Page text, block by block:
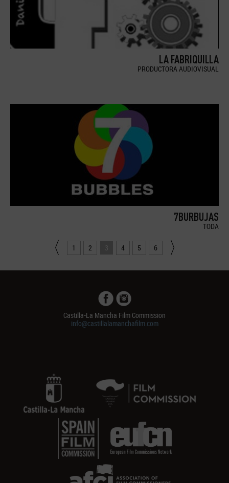
LA FABRIQUILLA
PRODUCTORA AUDIOVISUAL
7BURBUJAS
TODA
1 2 3 4 5 6
Castilla-La Mancha Film Commission
info@castillalamanchafilm.com